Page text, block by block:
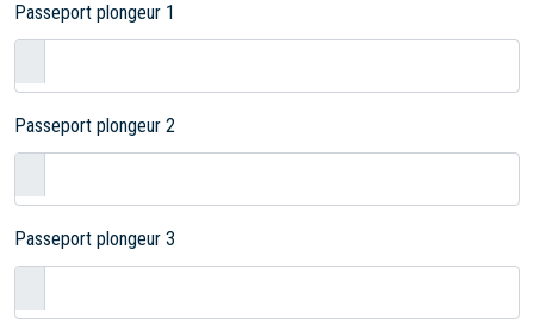
Passeport plongeur 1
Passeport plongeur 2
Passeport plongeur 3